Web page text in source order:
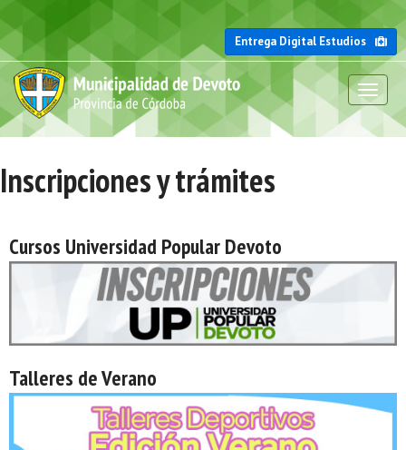
Entrega Digital Estudios
Inscripciones y trámites
Cursos Universidad Popular Devoto
Talleres de Verano